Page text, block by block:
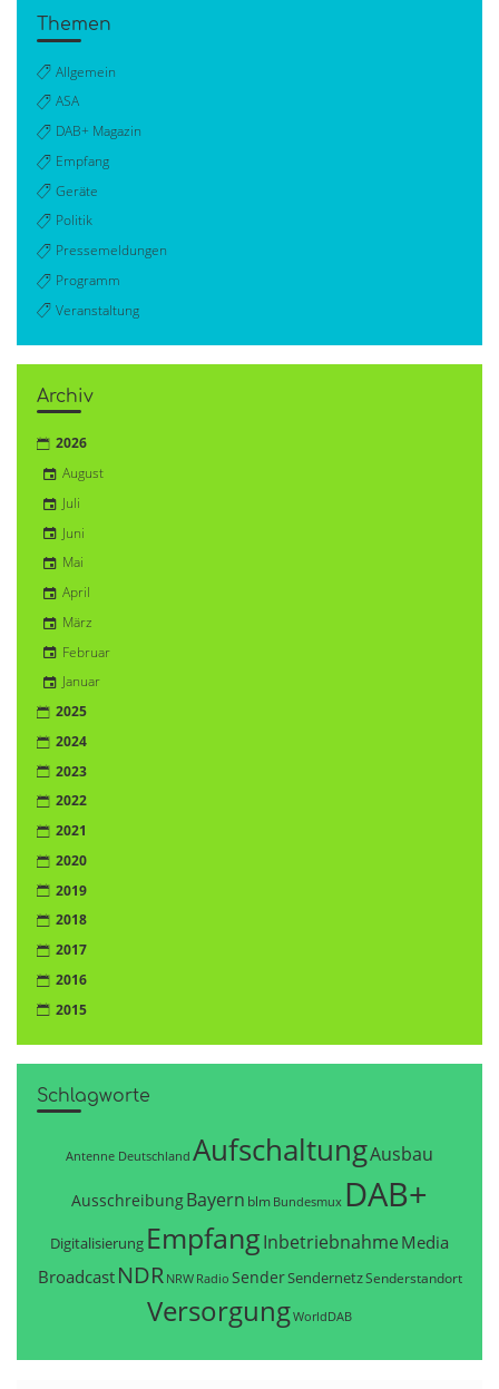
Themen
Allgemein
ASA
DAB+ Magazin
Empfang
Geräte
Politik
Pressemeldungen
Programm
Veranstaltung
Archiv
2026
August
Juli
Juni
Mai
April
März
Februar
Januar
2025
2024
2023
2022
2021
2020
2019
2018
2017
2016
2015
Schlagworte
Antenne Deutschland AufschaltungAusbau
AusschreibungBayern blm Bundesmux DAB+
Digitalisierung EmpfangInbetriebnahme Media
Broadcast NDR NRW Radio SenderSendernetzSenderstandort
VersorgungWorldDAB